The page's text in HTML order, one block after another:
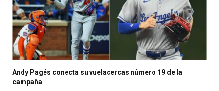
Andy Pagés conecta su vuelacercas número 19 de la
campaña